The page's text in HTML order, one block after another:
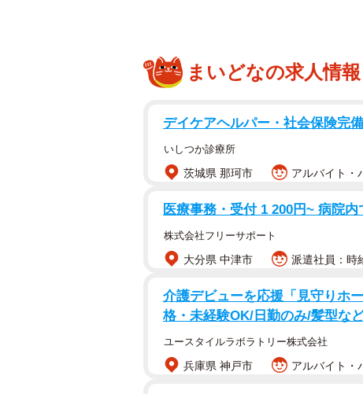
まいどなの求人情報
デイケアヘルパー・社会保険完
いしつか診療所
茨城県 那珂市 アルバイト・
医療事務・受付 1 200円~ 病院
株式会社フリーサポート
大分県 中津市 派遣社員：時
介護デビューを応援「見守りホ
格・未経験OK/日勤のみ/髪型な
ユースタイルラボラトリー株式会社
兵庫県 神戸市 アルバイト・